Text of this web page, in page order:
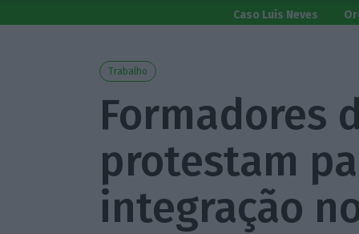
Caso Luís Neves
Trabalho
Formadores
protestam
integração